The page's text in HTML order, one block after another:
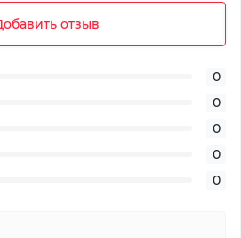
отзыв
0
0
0
0
0